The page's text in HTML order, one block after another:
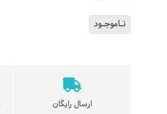
نـاموجـود
ارسال رایگان